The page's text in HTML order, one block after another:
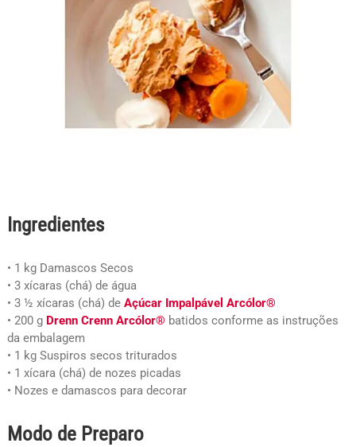
Ingredientes
• 1 kg Damascos Secos
• 3 xícaras (chá) de água
• 3 ½ xícaras (chá) de Açúcar Impalpável Arcólor®
• 200 g Drenn Crenn Arcólor® batidos conforme as instruções
da embalagem
• 1 kg Suspiros secos triturados
• 1 xícara (chá) de nozes picadas
• Nozes e damascos para decorar
Modo de Preparo